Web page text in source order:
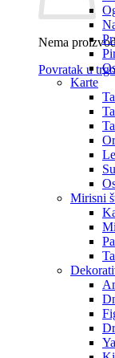
Nema
Povratak u
Karte
Mirisni